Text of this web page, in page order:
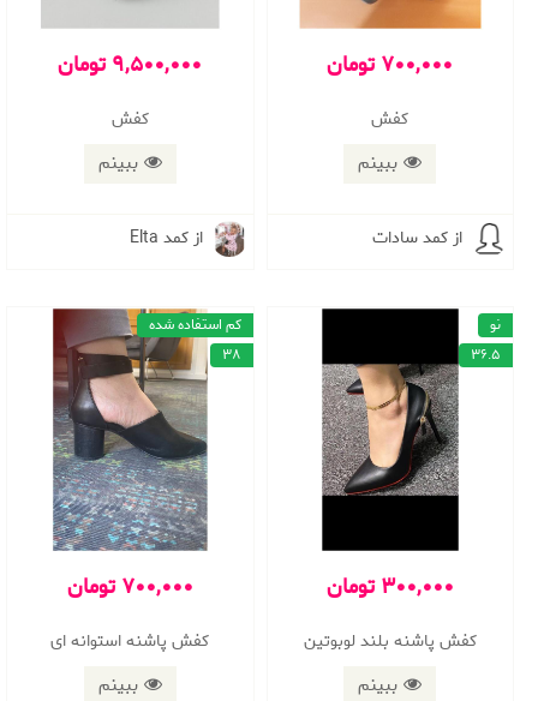
700,000 تومان
کفش
ببینم
از کمد سادات
9,500,000 تومان
كفش
ببینم
از کمد Elta
300,000 تومان
كفش پاشنه بلند لوبوتين
ببینم
نو
36.5
700,000 تومان
کفش پاشنه استوانه ای
ببینم
کم استفاده شده
38